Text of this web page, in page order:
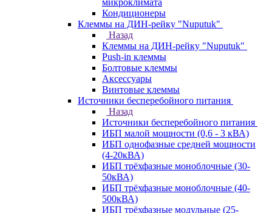
микроклимата
Кондиционеры
Клеммы на ДИН-рейку "Nuputuk"
Назад
Клеммы на ДИН-рейку "Nuputuk"
Push-in клеммы
Болтовые клеммы
Аксессуары
Винтовые клеммы
Источники бесперебойного питания
Назад
Источники бесперебойного питания
ИБП малой мощности (0,6 - 3 кВА)
ИБП однофазные средней мощности
(4-20кВА)
ИБП трёхфазные моноблочные (30-
50кВА)
ИБП трёхфазные моноблочные (40-
500кВА)
ИБП трёхфазные модульные (25-